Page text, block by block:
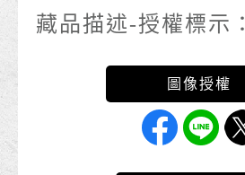
藏品描述-授權標示：